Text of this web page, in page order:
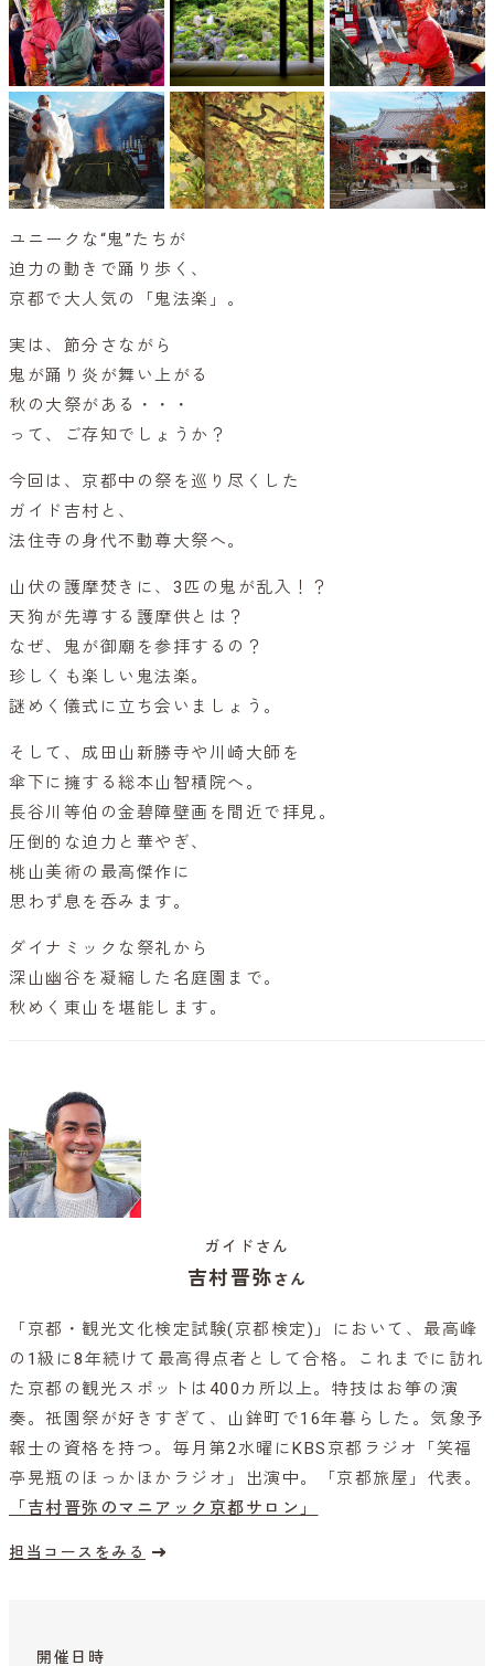
ユニークな“鬼”たちが
迫力の動きで踊り歩く、
京都で大人気の「鬼法楽」。
実は、節分さながら
鬼が踊り炎が舞い上がる
秋の大祭がある・・・
って、ご存知でしょうか？
今回は、京都中の祭を巡り尽くした
ガイド吉村と、
法住寺の身代不動尊大祭へ。
山伏の護摩焚きに、3匹の鬼が乱入！？
天狗が先導する護摩供とは？
なぜ、鬼が御廟を参拝するの？
珍しくも楽しい鬼法楽。
謎めく儀式に立ち会いましょう。
そして、成田山新勝寺や川崎大師を
傘下に擁する総本山智積院へ。
長谷川等伯の金碧障壁画を間近で拝見。
圧倒的な迫力と華やぎ、
桃山美術の最高傑作に
思わず息を呑みます。
ダイナミックな祭礼から
深山幽谷を凝縮した名庭園まで。
秋めく東山を堪能します。
ガイドさん
吉村晋弥さん
「京都・観光文化検定試験(京都検定)」において、最高峰
の1級に8年続けて最高得点者として合格。これまでに訪れ
た京都の観光スポットは400カ所以上。特技はお箏の演
奏。祇園祭が好きすぎて、山鉾町で16年暮らした。気象予
報士の資格を持つ。毎月第2水曜にKBS京都ラジオ「笑福
亭晃瓶のほっかほかラジオ」出演中。「京都旅屋」代表。
「吉村晋弥のマニアック京都サロン」
担当コースをみる
開催日時